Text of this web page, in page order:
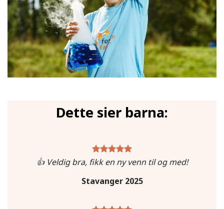
Dette sier barna:
👍 Veldig bra, fikk en ny venn til og med!
Stavanger 2025